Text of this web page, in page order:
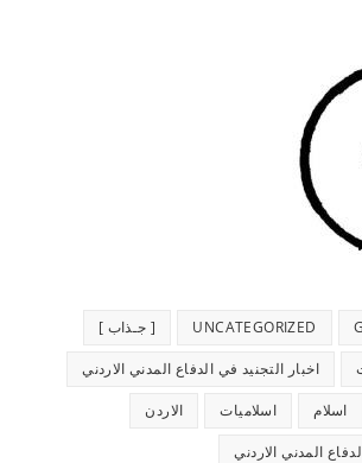
UNCATEGORIZED [ جـذاب ]
اخبار التجنيد في الدفاع المدني الاردني
اسلام اسلاميات الاردن
المدني الاردني